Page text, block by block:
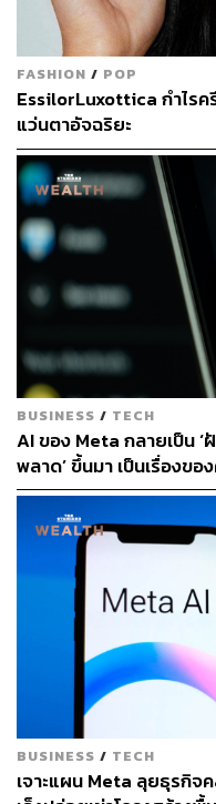
ถึง Meta ได้ลดต้นทุนด้วย
รักษาแพลตฟอร์มโซเชียล
สำคัญกับ Metaverse แต่
2023 จะเพิ่มขึ้นเป็น 9.6
ดอลลาร์ ทำให้นักลงทุนต่
ต้นทุนให้มากขึ้น
ในปีที่ผ่านมา Meta ได้เป
และ Instagram เพื่อแสด
และโพสต์จากคนที่ผู้ใช้ติ
ความสำคัญของวิดีโอแบ
แข่งอย่างแอปพลิเคชัน
จากการรายงานผลประก
เวลามากขึ้น 4% บนแพล
กับช่วงเวลาเดียวกันของ
คนต่อวัน เมื่อรวมกับแอป
WhatsApp ยักษ์ใหญ่ด้าน
คนต่อวันด้วยกัน
ด้าน Instagram มีผู้ใช้ง
กล่าวว่าผู้คนเหล่านี้ใช้เว
ตลาดก็ใช้จ่ายเพื่อโฆษณ
ดอลลาร์ต่อปี
แต่กระนั้นก็ไม่ได้ช่วยดึง
สะท้อนจากหุ้นที่ร่วงลงอ
เบิร์กจะขอให้นักลงทุนอ
2015 ว่า เมื่อไรที่
ทำเงินได้ ซึ่งความแตกต่
FASHION / POP
EssilorLuxottica กำไรค
แว่นตาอัจฉริยะ
BUSINESS / TECH
AI ของ Meta กลายเป็น ‘
พลาด’ ขึ้นมา เป็นเรื่องขอ
BUSINESS / TECH
เจาะแผน Meta ลุยธุรกิจ